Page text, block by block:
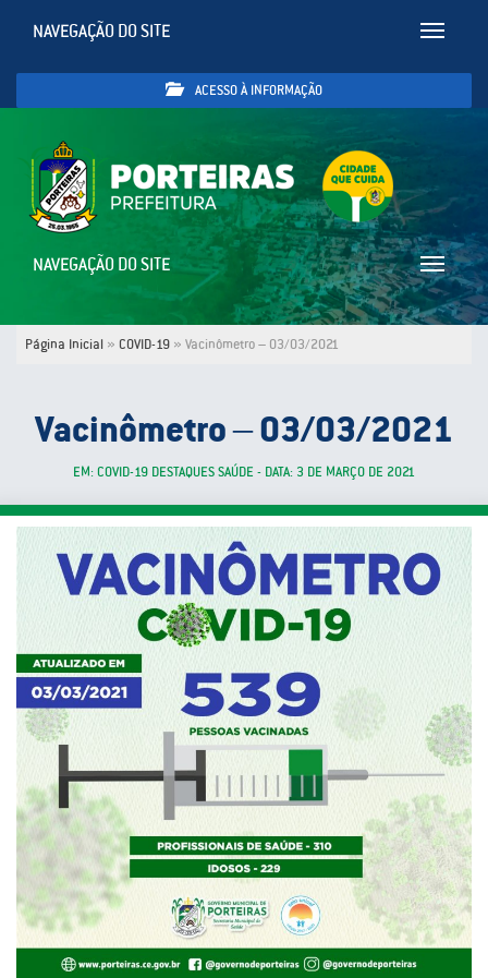
Toggle
NAVEGAÇÃO DO SITE
ACESSO À INFORMAÇÃO
Toggle
NAVEGAÇÃO DO SITE
Página Inicial » COVID-19 » Vacinômetro – 03/03/2021
Vacinômetro – 03/03/2021
EM: COVID-19 DESTAQUES SAÚDE - DATA: 3 DE MARÇO DE 2021